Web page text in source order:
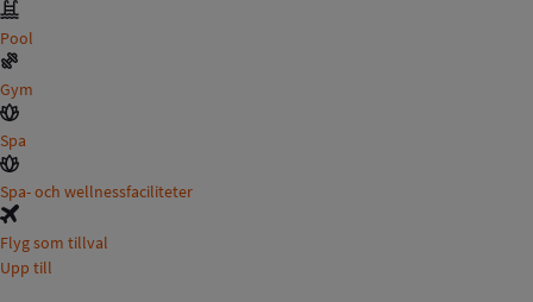
Pool
Gym
Spa
Spa- och wellnessfaciliteter
Flyg som tillval
Upp till